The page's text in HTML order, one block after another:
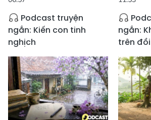
Podcast truyện
ngắn: Kiến con tinh
nghịch
ngắn:
trên